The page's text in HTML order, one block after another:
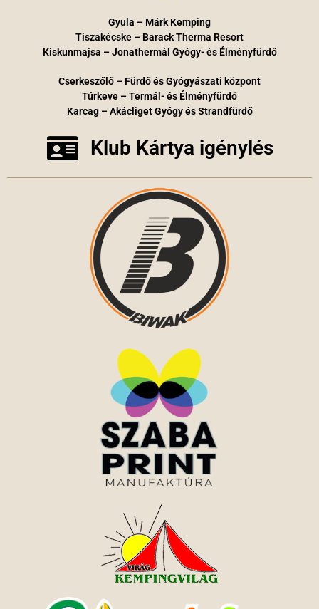
Gyula – Márk Kemping
Tiszakécske – Barack Therma Resort
Kiskunmajsa – Jonathermál Gyógy- és Élményfürdő
Cserkeszőlő – Fürdő és Gyógyászati központ
Túrkeve – Termál- és Élményfürdő
Karcag – Akácliget Gyógy és Strandfürdő
Klub Kártya igénylés